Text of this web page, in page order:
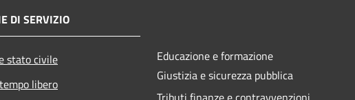
DI SERVIZIO
stato civile
libero
Educazione e formazione
Giustizia e sicurezza pubblica